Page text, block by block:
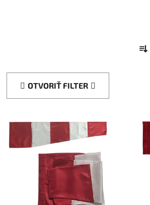
a
e
p
r
o
OTVORIŤ FILTER